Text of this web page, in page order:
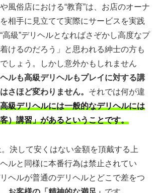
風俗店における“教育”は、お店のオーナ
相手に見立てて実際にサービスを実践
高級”デリヘルとなればさぞかし高度なプ
けるのだろう」と思われる紳士の方も
しょう。しかし意外かもしれません
ルも高級デリヘルもプレイに対する講
さほど変わりません。 それでは何が違
高級デリヘルには一般的なデリヘルには
）講習」があるということです。
決して安くはない金額を頂戴する上
ルと同様に本番行為は禁止されてい
ヘルが普通のデリヘルとどこで差をつ